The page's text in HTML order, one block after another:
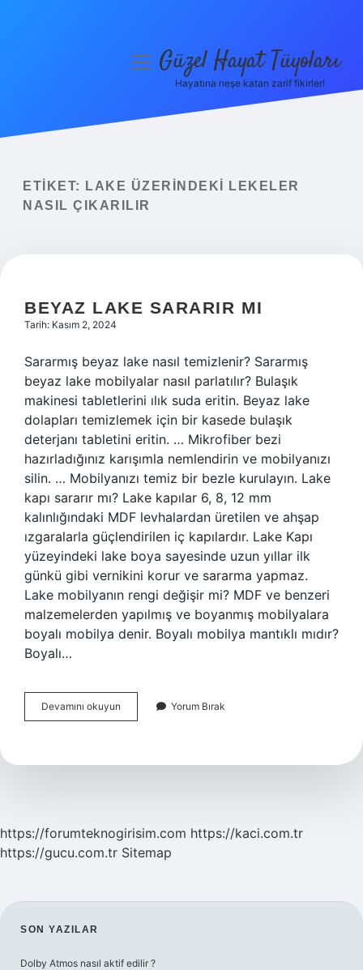
Yasal Uyarı
menüyüGüzel Hayat Tüyoları
Hayatına neşe katan zarif fikirler!
ETIKET:
LAKE ÜZERINDEKI LEKELER
NASIL ÇIKARILIR
BEYAZ LAKE SARARIR MI
Tarih: Kasım 2, 2024
Sararmış beyaz lake nasıl temizlenir? Sararmış
beyaz lake mobilyalar nasıl parlatılır? Bulaşık
makinesi tabletlerini ılık suda eritin. Beyaz lake
dolapları temizlemek için bir kasede bulaşık
deterjanı tabletini eritin. … Mikrofiber bezi
hazırladığınız karışımla nemlendirin ve mobilyanızı
silin. … Mobilyanızı temiz bir bezle kurulayın. Lake
kapı sararır mı? Lake kapılar 6, 8, 12 mm
kalınlığındaki MDF levhalardan üretilen ve ahşap
ızgaralarla güçlendirilen iç kapılardır. Lake Kapı
yüzeyindeki lake boya sayesinde uzun yıllar ilk
günkü gibi vernikini korur ve sararma yapmaz.
Lake mobilyanın rengi değişir mi? MDF ve benzeri
malzemelerden yapılmış ve boyanmış mobilyalara
boyalı mobilya denir. Boyalı mobilya mantıklı mıdır?
Boyalı…
Devamını okuyun
Lake
Yorum Bırak
https://forumteknogirisim.com https://kaci.com.tr
https://gucu.com.tr Sitemap
SIDEBAR
SON YAZILAR
Dolby Atmos nasıl aktif edilir ?